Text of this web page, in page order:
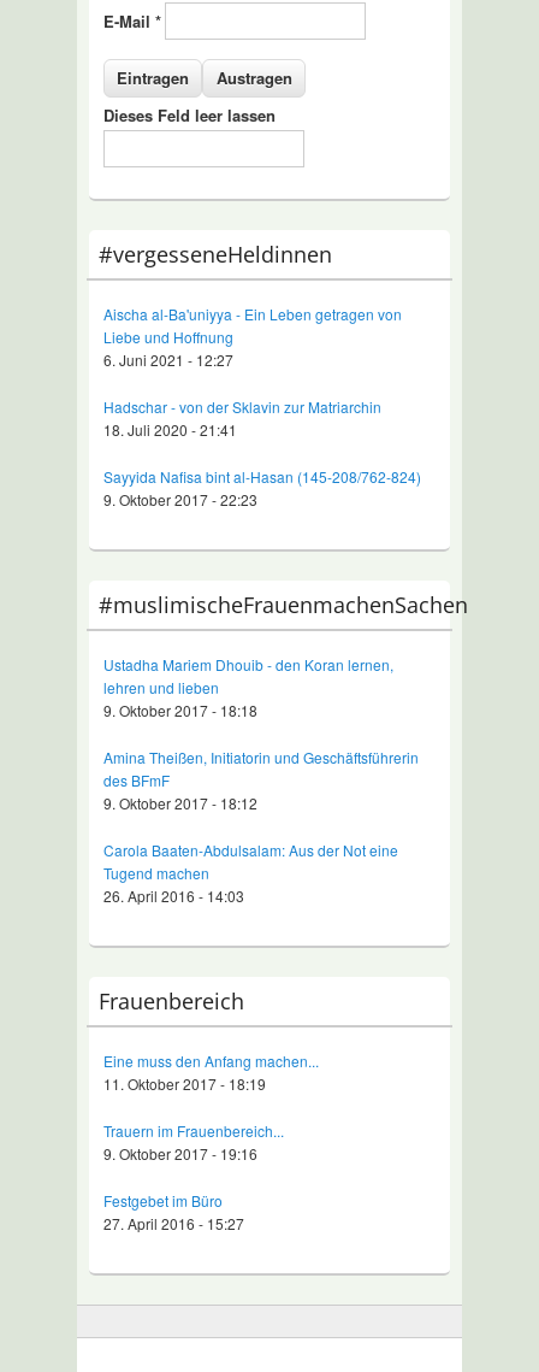
E-Mail *
Dieses Feld leer lassen
#vergesseneHeldinnen
Aischa al-Ba'uniyya - Ein Leben getragen von
Liebe und Hoffnung
6. Juni 2021 - 12:27
Hadschar - von der Sklavin zur Matriarchin
18. Juli 2020 - 21:41
Sayyida Nafisa bint al-Hasan (145-208/762-824)
9. Oktober 2017 - 22:23
#muslimischeFrauenmachenSachen
Ustadha Mariem Dhouib - den Koran lernen,
lehren und lieben
9. Oktober 2017 - 18:18
Amina Theißen, Initiatorin und Geschäftsführerin
des BFmF
9. Oktober 2017 - 18:12
Carola Baaten-Abdulsalam: Aus der Not eine
Tugend machen
26. April 2016 - 14:03
Frauenbereich
Eine muss den Anfang machen...
11. Oktober 2017 - 18:19
Trauern im Frauenbereich...
9. Oktober 2017 - 19:16
Festgebet im Büro
27. April 2016 - 15:27